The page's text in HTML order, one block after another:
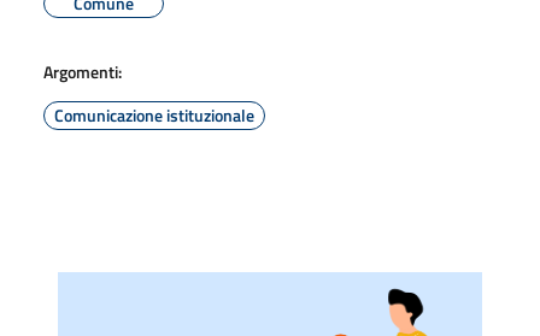
Argomenti:
Comunicazione istituzionale